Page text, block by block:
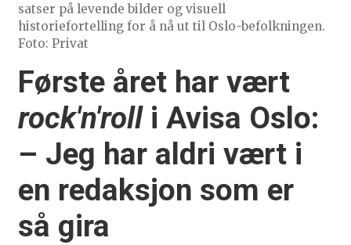
satser på levende bilder og visuell
historiefortelling for å nå ut til Oslo-befolkningen.
Foto: Privat
Første året har vært
rock'n'rolli Avisa Oslo:
– Jeg har aldri vært i
en redaksjon som er
så gira